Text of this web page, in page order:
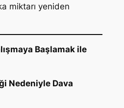
miktarı yeniden
Başlamak ile
Nedeniyle Dava